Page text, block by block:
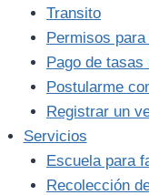
Transito
Permisos
Pago de tasas
Postularme
Registrar un
Servicios
Escuela para
Recolección